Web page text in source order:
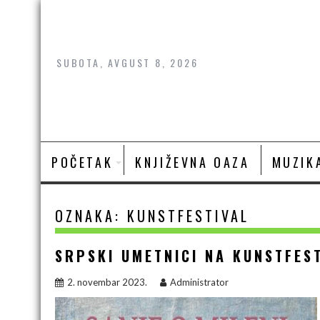
Skip
SUBOTA, AVGUST 8, 2026
POČETAK KNJIŽEVNA OAZA
OZNAKA: KUNSTFESTIVAL
SRPSKI UMETNICI NA
2. novembar 2023. Administrator